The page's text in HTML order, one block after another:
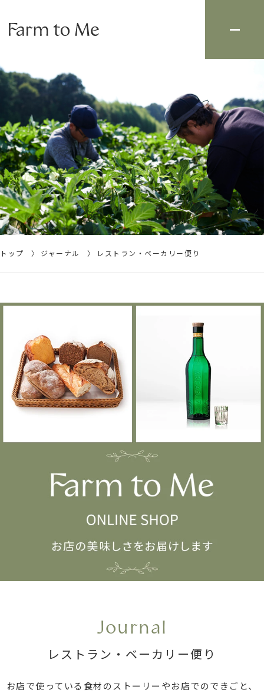
トップ ジャーナル レストラン・ベーカリー便り
レストラン・ベーカリー便り
Journal
お店で使っている 食材のストーリーや お店でのできごと、